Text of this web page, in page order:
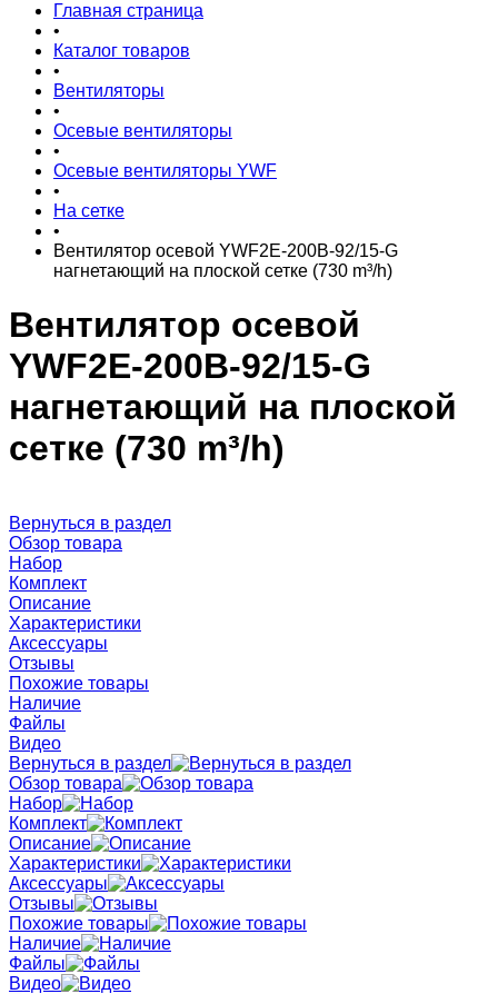
Главная страница
•
Каталог товаров
•
Вентиляторы
•
Осевые вентиляторы
•
Осевые вентиляторы YWF
•
На сетке
•
Вентилятор осевой YWF2E-200B-92/15-G
нагнетающий на плоской сетке (730 m³/h)
Вентилятор осевой
YWF2E-200B-92/15-G
нагнетающий на плоской
сетке (730 m³/h)
Вернуться в раздел
Обзор товара
Набор
Комплект
Описание
Характеристики
Аксессуары
Отзывы
Похожие товары
Наличие
Файлы
Видео
Вернуться в раздел
Обзор товара
Набор
Комплект
Описание
Характеристики
Аксессуары
Отзывы
Похожие товары
Наличие
Файлы
Видео